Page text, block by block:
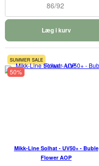
86/92
Læg i kurv
SUMMER SALE
50%
Mikk-Line Solhat - UV50+ - Buble
Flower AOP